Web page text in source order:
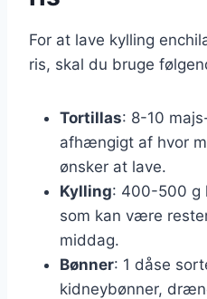
For at lave kylling
ris, skal du bruge
Tortillas: 8-10
afhængigt af hvor
ønsker at lave.
Kylling: 400-500 g
som kan være
middag.
Bønner: 1 dåse
kidneybønner,